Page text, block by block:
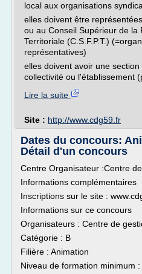
local aux organisations
elles doivent être
ou au Conseil Supérieur de la
Territoriale (C.S.F.P.T.)
représentatives)
elles doivent avoir une
collectivité ou l'établissement
Lire la suite
Site : http://www.cdg59.fr
Dates du concours:
Détail d'un concours
Centre Organisateur :Centre
Informations complémentaires
Inscriptions sur le site :
Informations sur ce concours
Organisateurs : Centre de
Catégorie : B
Filière : Animation
Niveau de formation minimum